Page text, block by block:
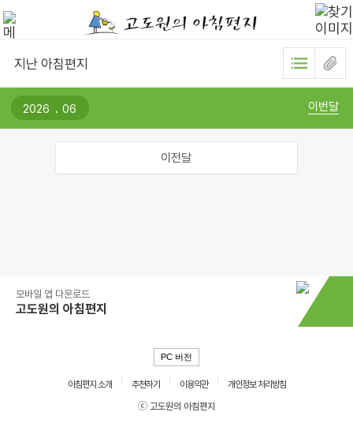
지난 아침편지
. 이번달
이전달
모바일 앱 다운로드
고도원의 아침편지
PC 버전
아침편지 소개 추천하기 이용약관
개인정보 처리방침
ⓒ 고도원의 아침편지